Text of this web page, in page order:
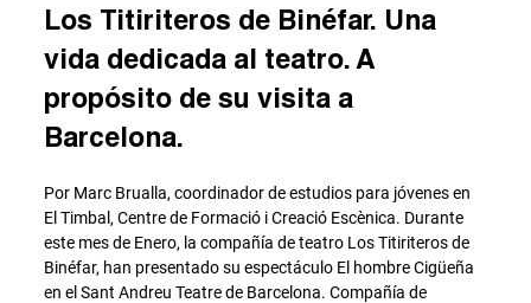
Los Titiriteros de Binéfar. Una
vida dedicada al teatro. A
propósito de su visita a
Barcelona.
Por Marc Brualla, coordinador de estudios para jóvenes en
El Timbal, Centre de Formació i Creació Escènica. Durante
este mes de Enero, la compañía de teatro Los Titiriteros de
Binéfar, han presentado su espectáculo El hombre Cigüeña
en el Sant Andreu Teatre de Barcelona. Compañía de